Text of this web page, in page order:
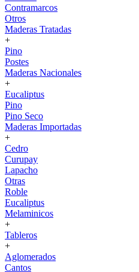
Contramarcos
Otros
Maderas Tratadas
+
Pino
Postes
Maderas Nacionales
+
Eucaliptus
Pino
Pino Seco
Maderas Importadas
+
Cedro
Curupay
Lapacho
Otras
Roble
Eucaliptus
Melaminicos
+
Tableros
+
Aglomerados
Cantos